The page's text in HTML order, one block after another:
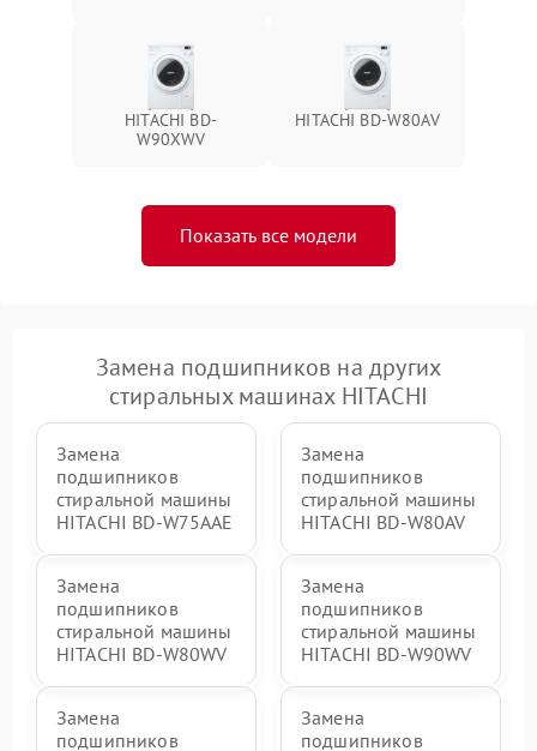
HITACHI BD-
W90XWV
HITACHI BD-W80AV
Показать все модели
Замена подшипников на других
стиральных машинах HITACHI
Замена
подшипников
стиральной машины
HITACHI BD-W75AAE
Замена
подшипников
стиральной машины
HITACHI BD-W80AV
Замена
подшипников
стиральной машины
HITACHI BD-W80WV
Замена
подшипников
стиральной машины
HITACHI BD-W90WV
Замена
подшипников
Замена
подшипников